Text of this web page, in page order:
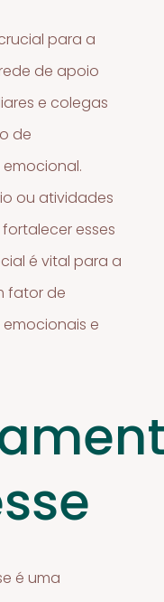
para a
de apoio
e colegas
de
ou atividades
esses
é vital para a
fator de
e
é uma